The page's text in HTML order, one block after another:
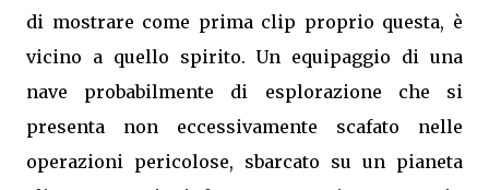
di mostrare come prima clip proprio questa, è
vicino a quello spirito. Un equipaggio di una
nave probabilmente di esplorazione che si
presenta non eccessivamente scafato nelle
operazioni pericolose, sbarcato su un pianeta